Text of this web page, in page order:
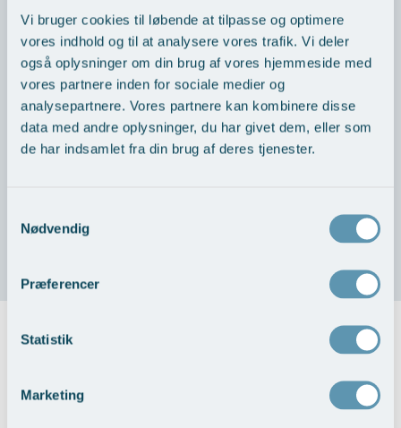
Vi bruger cookies til løbende at tilpasse og optimere
vores indhold og til at analysere vores trafik. Vi deler
også oplysninger om din brug af vores hjemmeside med
vores partnere inden for sociale medier og
analysepartnere. Vores partnere kan kombinere disse
data med andre oplysninger, du har givet dem, eller som
de har indsamlet fra din brug af deres tjenester.
Nødvendig
Præferencer
Statistik
Marketing
Smerter ved samleje (Dyspareuni)
Dyspareuni er en hyppig, men ofte tabubelagt tilstand, hvor
samleje giver smerter – enten ved skedeåbningen eller
dybere i underlivet. Smerterne kan være brændende,
stikkende eller trykkende og påvirker ofte både lyst,
intimitet og livskvalitet. Årsagerne kan være både fysiske og
Læs mere om smerter ved samleje her >
Priser
Forundersøgelse inkl. transvaginal